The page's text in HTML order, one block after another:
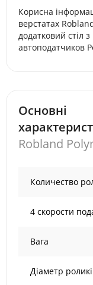
Корисна
верстатах
додатковий стіл
автоподатчиков
Основні
Robland
Количество
4 скорости
Вага
Діаметр